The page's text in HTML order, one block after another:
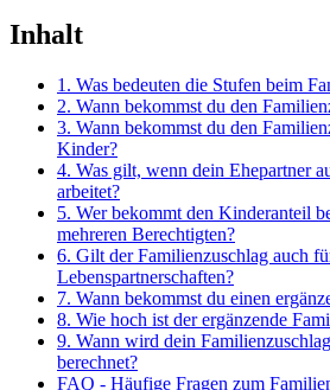
Inhalt
1. Was bedeuten die Stufen beim
2. Wann bekommst du den
3. Wann bekommst du den
Kinder?
4. Was gilt, wenn dein Ehepartner
arbeitet?
5. Wer bekommt den Kinderanteil
mehreren Berechtigten?
6. Gilt der Familienzuschlag auch
Lebenspartnerschaften?
7. Wann bekommst du einen
8. Wie hoch ist der ergänzende
9. Wann wird dein
berechnet?
FAQ - Häufige Fragen zum